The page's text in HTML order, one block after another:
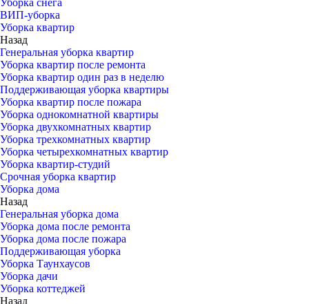
Уборка снега
ВИП-уборка
Уборка квартир
Назад
Генеральная уборка квартир
Уборка квартир после ремонта
Уборка квартир один раз в неделю
Поддерживающая уборка квартиры
Уборка квартир после пожара
Уборка однокомнатной квартиры
Уборка двухкомнатных квартир
Уборка трехкомнатных квартир
Уборка четырехкомнатных квартир
Уборка квартир-студий
Срочная уборка квартир
Уборка дома
Назад
Генеральная уборка дома
Уборка дома после ремонта
Уборка дома после пожара
Поддерживающая уборка
Уборка Таунхаусов
Уборка дачи
Уборка коттеджей
Назад